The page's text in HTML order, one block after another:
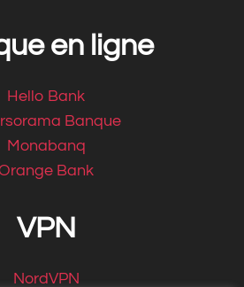
en ligne
Hello Bank
Banque
Monabanq
Bank
VPN
NordVPN